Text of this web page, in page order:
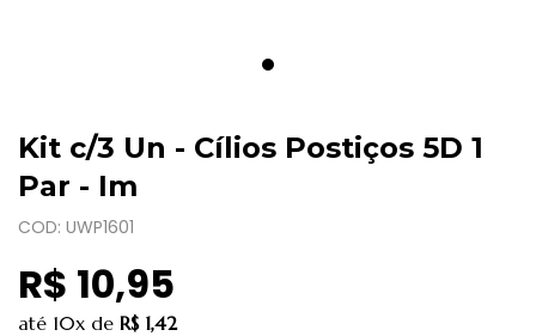
Kit c/3 Un - Cílios Postiços 5D 1
Par - Im
COD: UWP1601
R$ 10,95
até 10x de R$ 1,42